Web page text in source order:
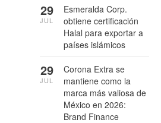
Esmeralda Corp.
obtiene certificación
Halal para exportar a
países islámicos
29
JUL
Corona Extra se
mantiene como la
marca más valiosa de
México en 2026:
Brand Finance
29
JUL